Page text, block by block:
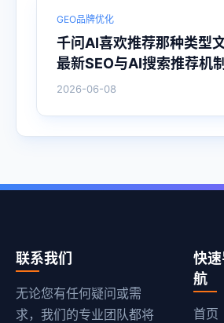
GEO品牌优化
千问AI喜欢推荐那种类型
最新SEO与AI搜索推荐机
2026-06-08
联系我们
无论您有任何疑问或需
求，我们的专业团队都将
快速
航
首页